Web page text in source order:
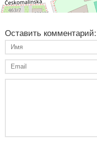
Оставить комментарий: